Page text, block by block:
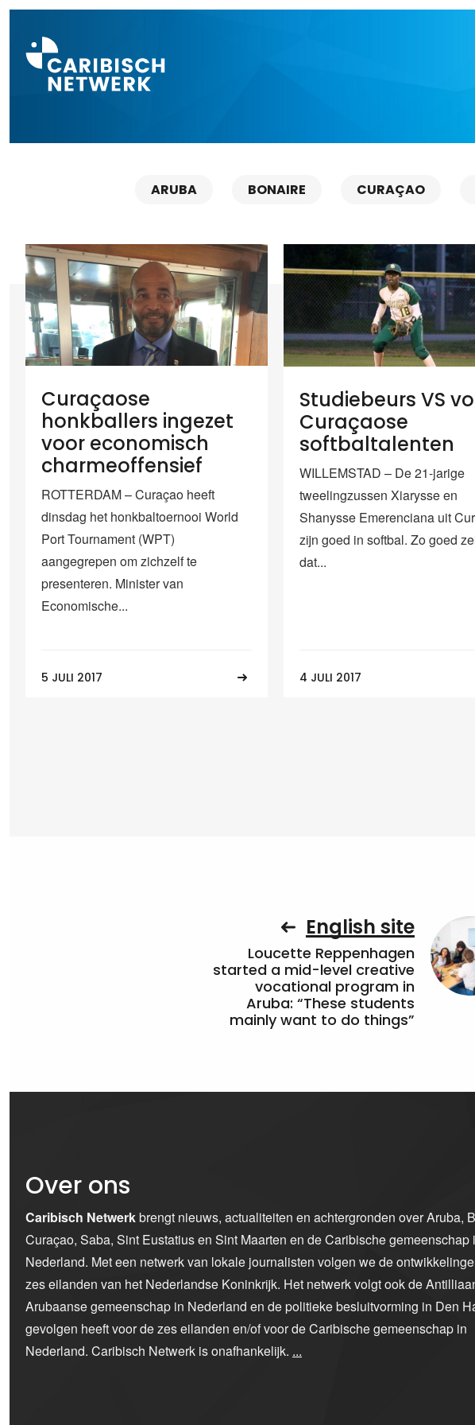
ARUBA BONAIRE CURAÇAO
Curaçaose
honkballers ingezet
voor economisch
charmeoffensief
ROTTERDAM – Curaçao heeft
dinsdag het honkbaltoernooi World
Port Tournament (WPT)
aangegrepen om zichzelf te
presenteren. Minister van
Economische...
5 JULI 2017
Studiebeurs VS
Curaçaose
softbaltalenten
WILLEMSTAD – De 21-jarige
tweelingzussen Xiarysse en
Shanysse Emerenciana uit
zijn goed in softbal. Zo goed
dat...
4 JULI 2017
English site
Loucette Reppenhagen
started a mid-level creative
vocational program in
Aruba: “These students
mainly want to do things”
Over ons
Caribisch Netwerkbrengt nieuws, actualiteiten en achtergronden over Aruba,
Curaçao, Saba, Sint Eustatius en Sint Maarten en de Caribische gemeenschap
Nederland. Met een netwerk van lokale journalisten volgen we de
zes eilanden van het Nederlandse Koninkrijk. Het netwerk volgt ook de
Arubaanse gemeenschap in Nederland en de politieke besluitvorming in Den
gevolgen heeft voor de zes eilanden en/of voor de Caribische gemeenschap in
Nederland. Caribisch Netwerk is onafhankelijk. ...